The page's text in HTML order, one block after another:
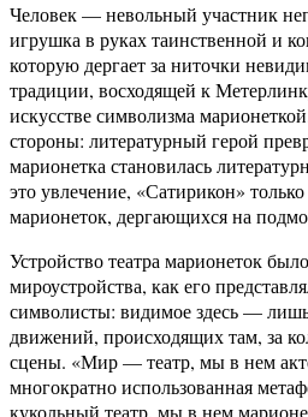
Человек — невольный участник
игрушка в руках таинственной и
которую дергает за ниточки
традиции, восходящей к
искусстве символизма
стороны: литературный герой
марионетка становилась
это увлечение, «Сатирикон»
марионеток, дергающихся на
Устройство театра марионеток
мироустройства, как его
символисты: видимое здесь —
движений, происходящих там, за
сцены. «Мир — театр, мы в нем
многократно использованная